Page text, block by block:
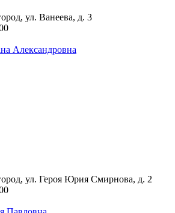
ул. Ванеева, д. 3
Александровна
ул. Героя Юрия Смирнова, д. 2